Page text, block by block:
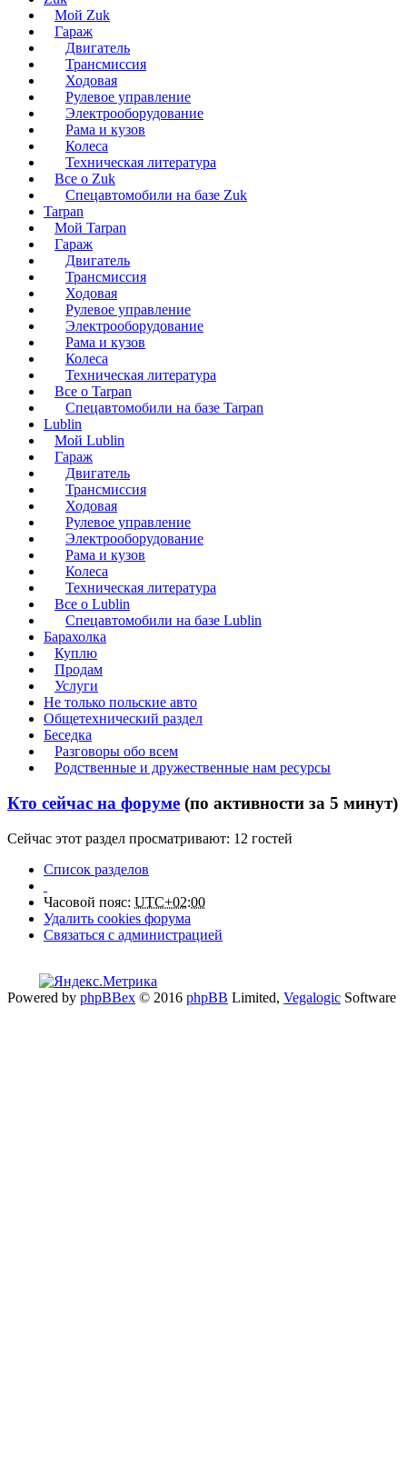
Мой Zuk
Гараж
Двигатель
Трансмиссия
Ходовая
Рулевое управление
Электрооборудование
Рама и кузов
Колеса
Техническая литература
Все о Zuk
Спецавтомобили на базе Zuk
Tarpan
Мой Tarpan
Гараж
Двигатель
Трансмиссия
Ходовая
Рулевое управление
Электрооборудование
Рама и кузов
Колеса
Техническая литература
Все о Tarpan
Спецавтомобили на базе Tarpan
Lublin
Мой Lublin
Гараж
Двигатель
Трансмиссия
Ходовая
Рулевое управление
Электрооборудование
Рама и кузов
Колеса
Техническая литература
Все о Lublin
Спецавтомобили на базе Lublin
Барахолка
Куплю
Продам
Услуги
Не только польские авто
Общетехнический раздел
Беседка
Разговоры обо всем
Родственные и дружественные нам ресурсы
Кто сейчас на форуме (по активности за 5 минут)
Сейчас этот раздел просматривают: 12 гостей
Список разделов
Часовой пояс: UTC+02:00
Удалить cookies форума
Связаться с администрацией
Powered by phpBBex © 2016 phpBB Limited, Vegalogic Software